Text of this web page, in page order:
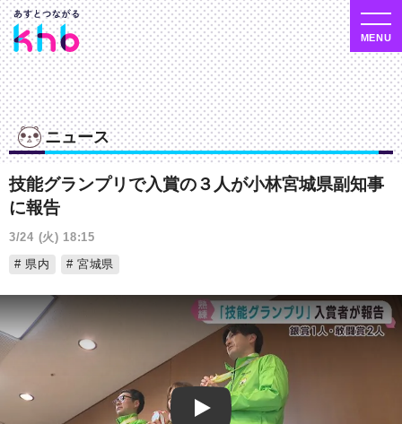
ニュース
技能グランプリで入賞の３人が小林宮城県副知事
に報告
3/24 (火) 18:15
県内
宮城県
Play